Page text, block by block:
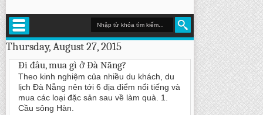
Thursday, August 27, 2015
Đi đâu, mua gì ở Đà Nẵng?
Theo kinh nghiệm của nhiều du khách, du
lịch Đà Nẵng nên tới 6 địa điểm nổi tiếng và
mua các loại đặc sản sau về làm quà. 1.
Cầu sông Hàn.